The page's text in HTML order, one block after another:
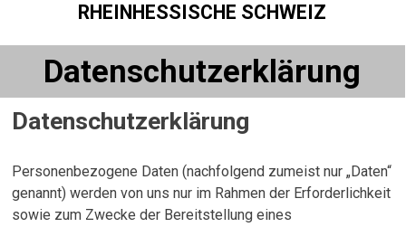
RHEINHESSISCHE SCHWEIZ
Datenschutzerklärung
Datenschutzerklärung
Personenbezogene Daten (nachfolgend zumeist nur „Daten“
genannt) werden von uns nur im Rahmen der Erforderlichkeit
sowie zum Zwecke der Bereitstellung eines